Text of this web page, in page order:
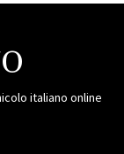
italiano online